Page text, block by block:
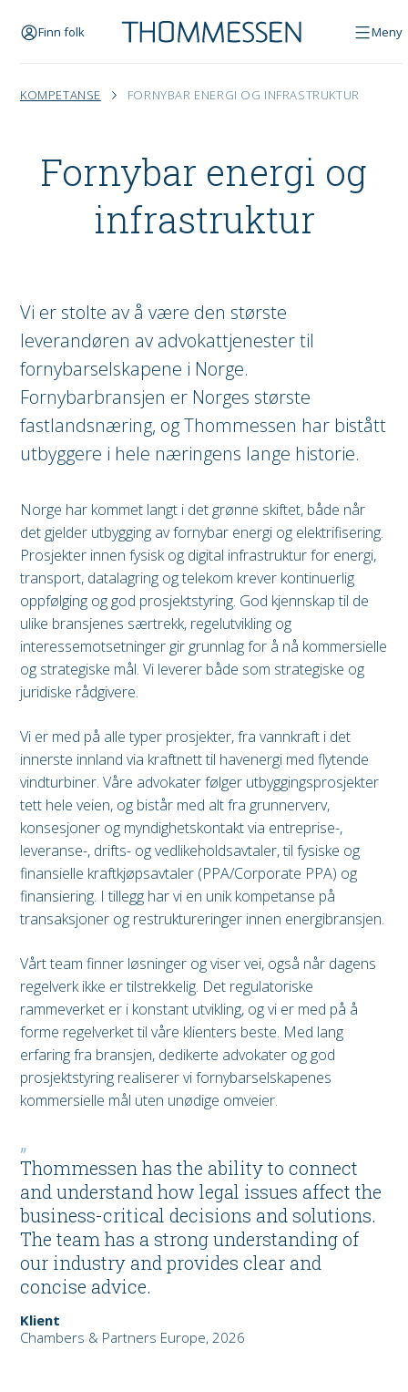
Finn folk Meny
KOMPETANSE FORNYBAR ENERGI OG INFRASTRUKTUR
Fornybar energi og
infra­struktur
Vi er stolte av å være den største
leverandøren av advokattjenester til
fornybarselskapene i Norge.
Fornybarbransjen er Norges største
fastlandsnæring, og Thommessen har bistått
utbyggere i hele næringens lange historie.
Norge har kommet langt i det grønne skiftet, både når
det gjelder utbygging av fornybar energi og elektrifisering.
Prosjekter innen fysisk og digital infrastruktur for energi,
transport, datalagring og telekom krever kontinuerlig
oppfølging og god prosjektstyring. God kjennskap til de
ulike bransjenes særtrekk, regelutvikling og
interessemotsetninger gir grunnlag for å nå kommersielle
og strategiske mål. Vi leverer både som strategiske og
juridiske rådgivere.
Vi er med på alle typer prosjekter, fra vannkraft i det
innerste innland via kraftnett til havenergi med flytende
vindturbiner. Våre advokater følger utbyggingsprosjekter
tett hele veien, og bistår med alt fra grunnerverv,
konsesjoner og myndighetskontakt via entreprise-,
leveranse-, drifts- og vedlikeholdsavtaler, til fysiske og
finansielle kraftkjøpsavtaler (PPA/Corporate PPA) og
finansiering. I tillegg har vi en unik kompetanse på
transaksjoner og restruktureringer innen energibransjen.
Vårt team finner løsninger og viser vei, også når dagens
regelverk ikke er tilstrekkelig. Det regulatoriske
rammeverket er i konstant utvikling, og vi er med på å
forme regelverket til våre klienters beste. Med lang
erfaring fra bransjen, dedikerte advokater og god
prosjektstyring realiserer vi fornybarselskapenes
kommersielle mål uten unødige omveier.
Thommessen has the ability to connect
and understand how legal issues affect the
business-critical decisions and solutions.
The team has a strong understanding of
our industry and provides clear and
concise advice.
Klient
Chambers & Partners Europe, 2026